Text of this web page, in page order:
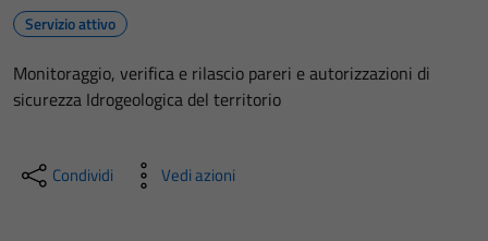
Servizio attivo
Monitoraggio, verifica e rilascio pareri e autorizzazioni di
sicurezza Idrogeologica del territorio
Condividi Vedi azioni